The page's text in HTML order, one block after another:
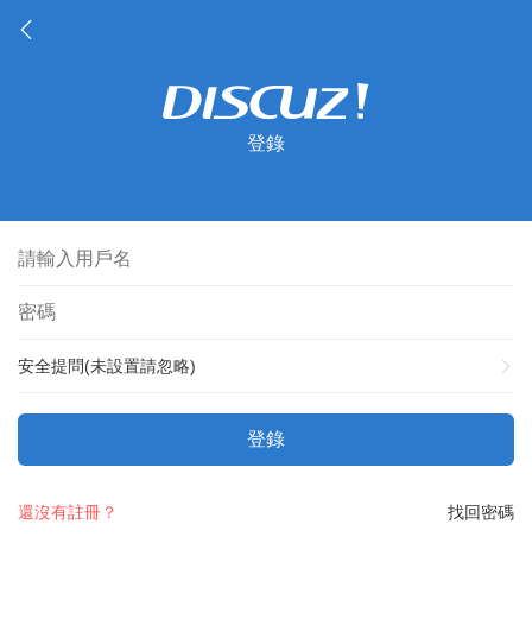
登錄
安全提問(未設置請忽略)
登錄
找回密碼
還沒有註冊？